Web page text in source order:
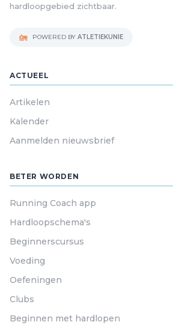
hardloopgebied zichtbaar.
POWERED BY ATLETIEKUNIE
ACTUEEL
Artikelen
Kalender
Aanmelden nieuwsbrief
BETER WORDEN
Running Coach app
Hardloopschema's
Beginnerscursus
Voeding
Oefeningen
Clubs
Beginnen met hardlopen